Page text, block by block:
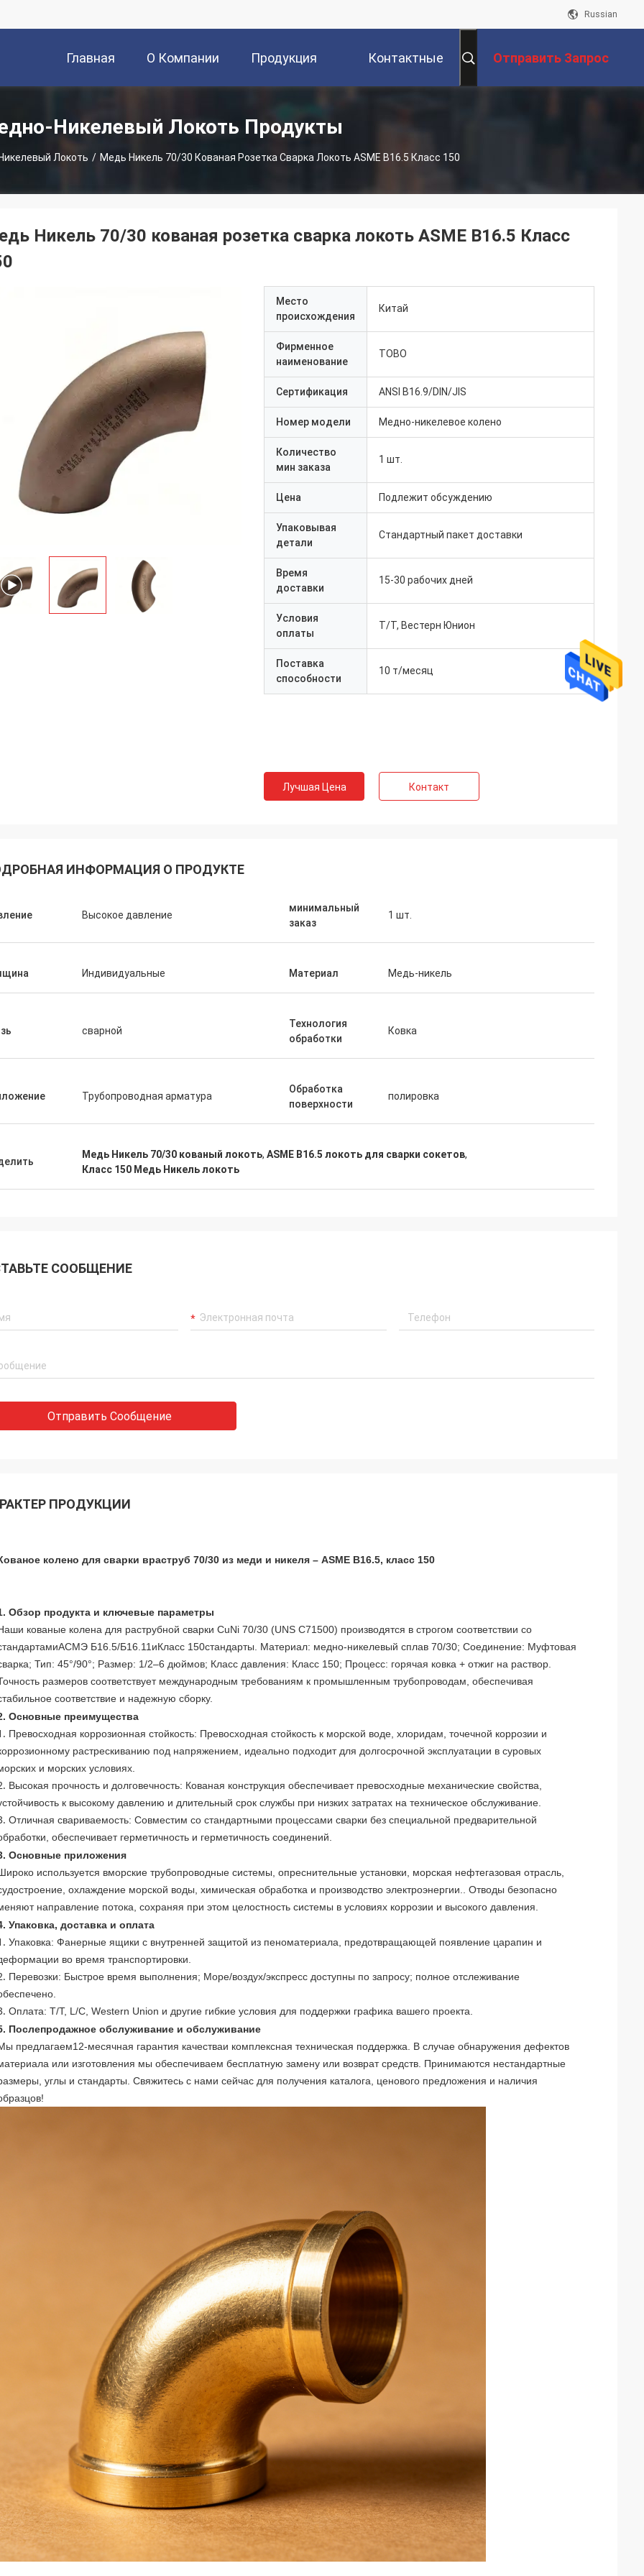
Russian
Главная
Страница
О Компании Продукция Контактные Отправить Запрос
Никелевый Локоть Продукты
Локоть / Медь Никель 70/30 Кованая Розетка Сварка Локоть ASME B16.5 Класс 150
Никель 70/30 кованая розетка сварка локоть ASME B16.5 Класс
Место
происхождения
Китай
Фирменное
наименование
TOBO
Сертификация ANSI B16.9/DIN/JIS
Номер модели Медно-никелевое колено
Количество
мин заказа
1 шт.
Цена Подлежит обсуждению
Упаковывая
детали
Стандартный пакет доставки
Время
доставки
15-30 рабочих дней
Условия
оплаты
Т/Т, Вестерн Юнион
Поставка
способности
10 т/месяц
Лучшая Цена Контакт
ИНФОРМАЦИЯ О ПРОДУКТЕ
Высокое давление
минимальный
заказ
1 шт.
Индивидуальные Материал Медь-никель
сварной
Технология
обработки
Ковка
Трубопроводная арматура
Обработка
поверхности
полировка
Медь Никель 70/30 кованый локоть, ASME B16.5 локоть для сварки сокетов,
Класс 150 Медь Никель локоть
СООБЩЕНИЕ
Отправить Сообщение
ПРОДУКЦИИ
колено для сварки враструб 70/30 из меди и никеля – ASME B16.5, класс 150
Обзор продукта и ключевые параметры
кованые колена для раструбной сварки CuNi 70/30 (UNS C71500) производятся в строгом соответствии со
АСМЭ Б16.5/Б16.11 иКласс 150стандарты. Материал: медно-никелевый сплав 70/30; Соединение: Муфтовая
Тип: 45°/90°; Размер: 1/2–6 дюймов; Класс давления: Класс 150; Процесс: горячая ковка + отжиг на раствор.
размеров соответствует международным требованиям к промышленным трубопроводам, обеспечивая
соответствие и надежную сборку.
Основные преимущества
Превосходная коррозионная стойкость: Превосходная стойкость к морской воде, хлоридам, точечной коррозии и
растрескиванию под напряжением, идеально подходит для долгосрочной эксплуатации в суровых
и морских условиях.
Высокая прочность и долговечность: Кованая конструкция обеспечивает превосходные механические свойства,
к высокому давлению и длительный срок службы при низких затратах на техническое обслуживание.
Отличная свариваемость: Совместим со стандартными процессами сварки без специальной предварительной
обеспечивает герметичность и герметичность соединений.
Основные приложения
используется вморские трубопроводные системы, опреснительные установки, морская нефтегазовая отрасль,
охлаждение морской воды, химическая обработка и производство электроэнергии.
. Отводы безопасно
направление потока, сохраняя при этом целостность системы в условиях коррозии и высокого давления.
Упаковка, доставка и оплата
Упаковка: Фанерные ящики с внутренней защитой из пеноматериала, предотвращающей появление царапин и
во время транспортировки.
Перевозки: Быстрое время выполнения; Море/воздух/экспресс доступны по запросу; полное отслеживание
Оплата: T/T, L/C, Western Union и другие гибкие условия для поддержки графика вашего проекта.
Послепродажное обслуживание и обслуживание
предлагаем12-месячная гарантия качестваи комплексная техническая поддержка. В случае обнаружения дефектов
или изготовления мы обеспечиваем бесплатную замену или возврат средств. Принимаются нестандартные
углы и стандарты. Свяжитесь с нами сейчас для получения каталога, ценового предложения и наличия